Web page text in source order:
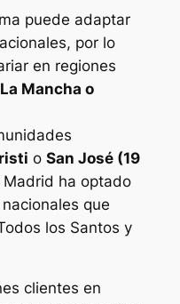
puede adaptar
por lo
en regiones
Mancha o
o San José (19
ha optado
que
los Santos y
clientes en